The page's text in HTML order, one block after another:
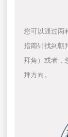
您可以通过两
指南针找到朝
拜角）或者，
拜方向。